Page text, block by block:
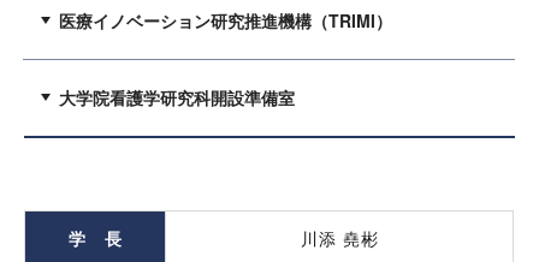
医療イノベーション研究推進機構（TRIMI）
大学院看護学研究科開設準備室
学 長 川添 堯彬